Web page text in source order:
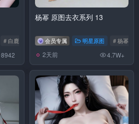
# 白鹿
8942
杨幂 原图去衣系列 13
会员专属 明星原图 # 杨幂
2天前 4.7W+